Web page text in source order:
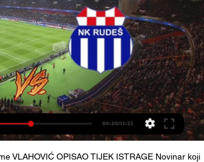
VLAHOVIĆ OPISAO TIJEK ISTRAGE Novinar koji